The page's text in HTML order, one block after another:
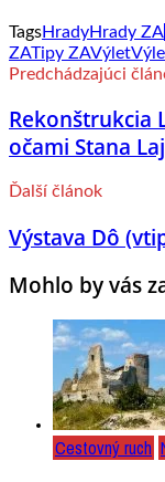
TagsHradyHrady ZA
ZATipy ZAVýlet
Predchádzajúci
Rekonštrukcia
očami Stana
Ďalší článok
Výstava Dô
Mohlo by vás
Cestovný ruch